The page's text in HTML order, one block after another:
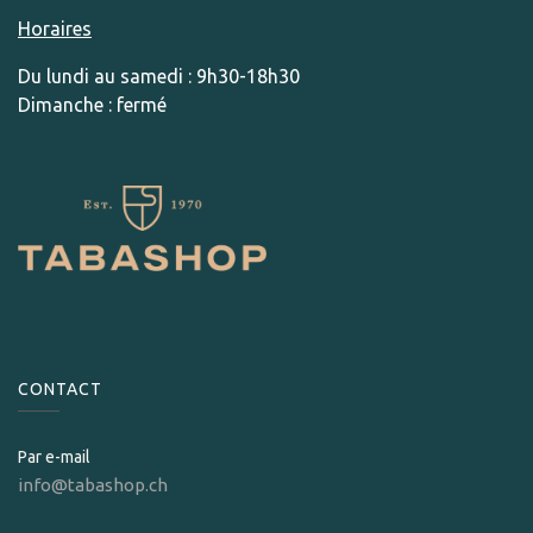
Horaires
Du lundi au samedi : 9h30-18h30
Dimanche : fermé
CONTACT
Par e-mail
info@tabashop.ch